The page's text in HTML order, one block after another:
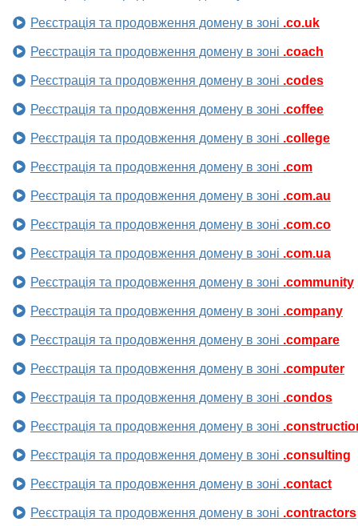
Реєстрація та продовження домену в зоні .co.uk
Реєстрація та продовження домену в зоні .coach
Реєстрація та продовження домену в зоні .codes
Реєстрація та продовження домену в зоні .coffee
Реєстрація та продовження домену в зоні .college
Реєстрація та продовження домену в зоні .com
Реєстрація та продовження домену в зоні .com.au
Реєстрація та продовження домену в зоні .com.co
Реєстрація та продовження домену в зоні .com.ua
Реєстрація та продовження домену в зоні .community
Реєстрація та продовження домену в зоні .company
Реєстрація та продовження домену в зоні .compare
Реєстрація та продовження домену в зоні .computer
Реєстрація та продовження домену в зоні .condos
Реєстрація та продовження домену в зоні
Реєстрація та продовження домену в зоні .consulting
Реєстрація та продовження домену в зоні .contact
Реєстрація та продовження домену в зоні .contractors